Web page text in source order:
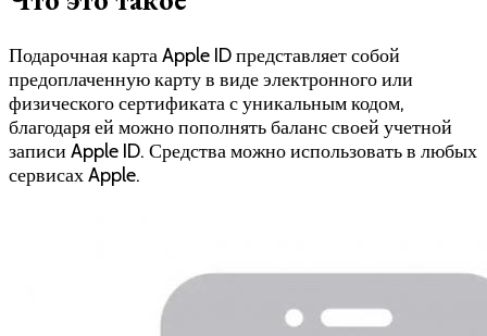
Подарочная карта Apple ID представляет собой
предоплаченную карту в виде электронного или
физического сертификата с уникальным кодом,
благодаря ей можно пополнять баланс своей учетной
записи Apple ID. Средства можно использовать в любых
сервисах Apple.